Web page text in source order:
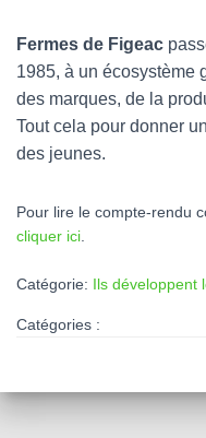
Fermes de Figeac
1985, à un écosystème
des marques, de la
Tout cela pour donner
des jeunes.
Pour lire le compte-rendu
cliquer ici
Catégorie: Ils développent
Catégories :